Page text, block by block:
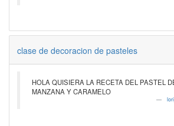
clase de decoracion de pasteles
HOLA QUISIERA LA RECETA DEL PASTEL
MANZANA Y CARAMELO